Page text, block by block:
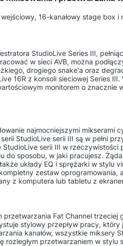
16-kanałowy stage box i
StudioLive Series III,
w sieci AVB, można
drogiego snake'a oraz
16R z konsoli sieciowej Series
monitorem o
najmocniejszymi mikserami
StudioLive serii III są w pełni
serii III w rzeczywistości
do sposobu, w jaki pracujesz.
układy EQ i sprężarki w stylu
zestaw
z komputera lub tabletu z
Fat Channel
stylowy przepływ pracy,
kanałów, wszystkie miksery
przetwarzaniem w